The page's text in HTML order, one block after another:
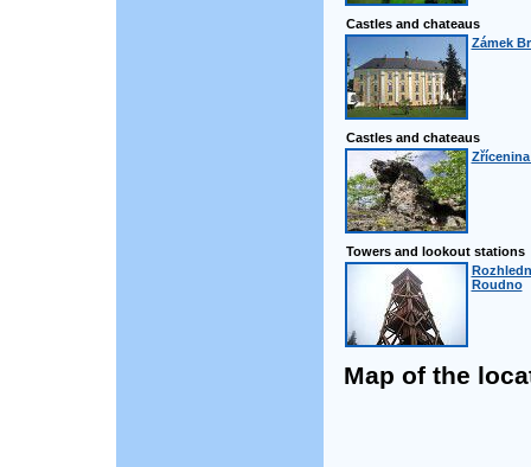
Castles and chateaus
Zámek
Castles and chateaus
Towers and lookout stations
Roudno
Map of the